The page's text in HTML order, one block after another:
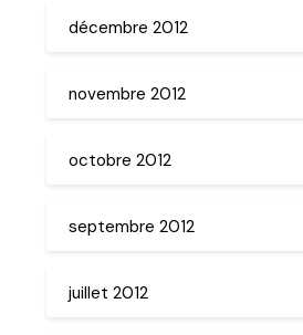
décembre 2012
novembre 2012
octobre 2012
septembre 2012
juillet 2012